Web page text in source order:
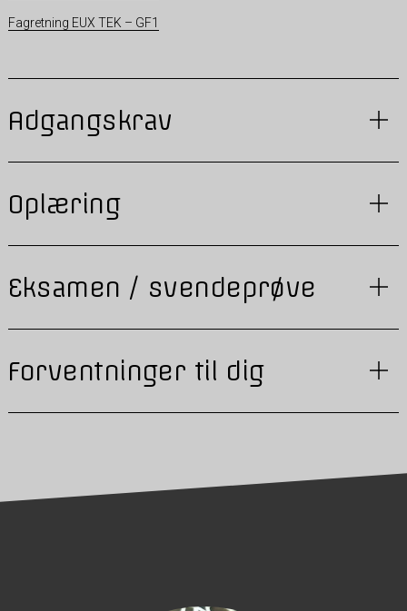
Fagretning EUX TEK – GF1
Adgangskrav
Oplæring
Eksamen / svendeprøve
Forventninger til dig